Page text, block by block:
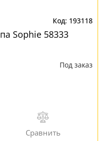
193118
Sophie 58333
Под заказ